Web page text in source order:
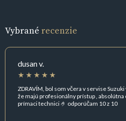
Vybrané recenzie
dusan v.
ZDRAVÍM, bol som včera v servise
že majú profesionálny prístup ,
prímaci technici 🤌 odporúčam 10 z 10